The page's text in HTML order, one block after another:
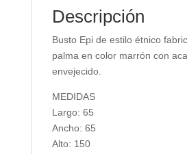
Descripción
Busto Epi de estilo étnico
palma en color marrón con
envejecido.
MEDIDAS
Largo: 65
Ancho: 65
Alto: 150